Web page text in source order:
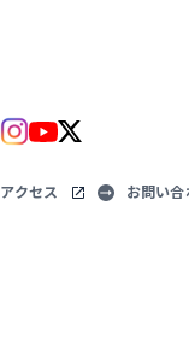
アクセス お問い